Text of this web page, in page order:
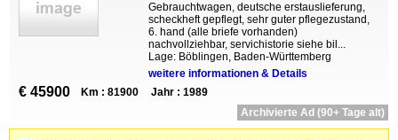
Gebrauchtwagen, deutsche erstauslieferung,
scheckheft gepflegt, sehr guter pflegezustand,
6. hand (alle briefe vorhanden)
nachvollziehbar, servichistorie siehe bil...
Lage: Böblingen, Baden-Württemberg
weitere informationen & Details
€ 45900 Km : 81900
Jahr : 1989
Archivierte Ad (90+ Tage alt)